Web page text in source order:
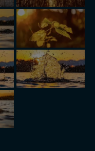
przekazanie danych
nocleg, czartery,
funkcjonalności
Agencja
z siedzibą ul.
z nami
tejstrony.
do swoich
usunięcia,
jednak, że nie
w plikach